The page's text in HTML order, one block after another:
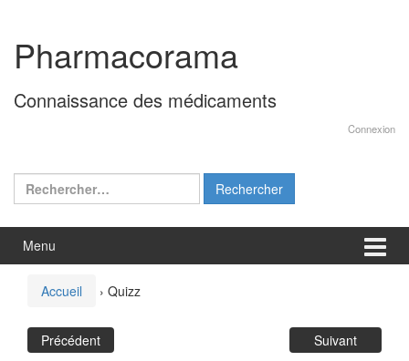
contenu
menu
principal
Pharmacorama
Connaissance des médicaments
Connexion
Rechercher :
Menu
Accueil › Quizz
Précédent Suivant